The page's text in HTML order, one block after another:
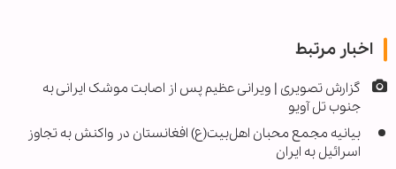
اخبار مرتبط
گزارش تصویری | ویرانی عظیم پس از اصابت موشک ایرانی به
جنوب تل آویو
بیانیه مجمع محبان اهل‌بیت(ع) افغانستان در واکنش به تجاوز
اسرائیل به ایران